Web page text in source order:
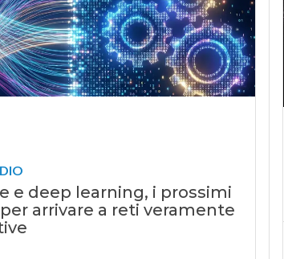
e deep learning, i prossimi
arrivare a reti veramente